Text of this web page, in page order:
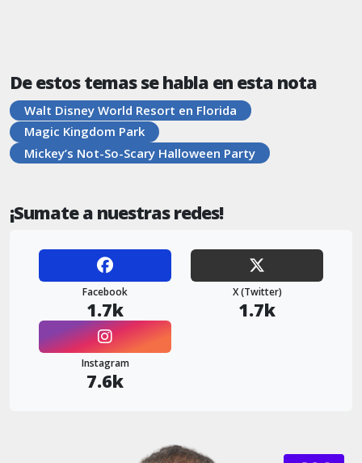
De estos temas se habla en esta nota
Walt Disney World Resort en Florida
Magic Kingdom Park
Mickey’s Not-So-Scary Halloween Party
¡Sumate a nuestras redes!
Facebook
1.7k
X (Twitter)
1.7k
Instagram
7.6k